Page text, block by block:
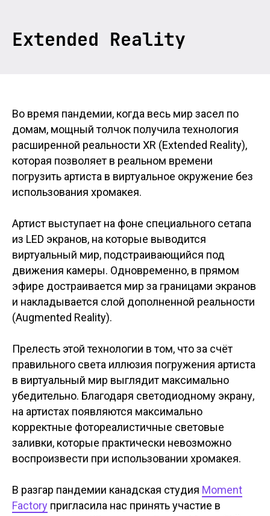
Extended Reality
Во время пандемии, когда весь мир засел по
домам, мощный толчок получила технология
расширенной реальности XR (Extended Reality),
которая позволяет в реальном времени
погрузить артиста в виртуальное окружение без
использования хромакея.
Артист выступает на фоне специального сетапа
из LED экранов, на которые выводится
виртуальный мир, подстраивающийся под
движения камеры. Одновременно, в прямом
эфире достраивается мир за границами экранов
и накладывается слой дополненной реальности
(Augmented Reality).
Прелесть этой технологии в том, что за счёт
правильного света иллюзия погружения артиста
в виртуальный мир выглядит максимально
убедительно. Благодаря светодиодному экрану,
на артистах появляются максимально
корректные фотореалистичные световые
заливки, которые практически невозможно
воспроизвести при использовании хромакея.
В разгар пандемии канадская студия Moment
Factory пригласила нас принять участие в